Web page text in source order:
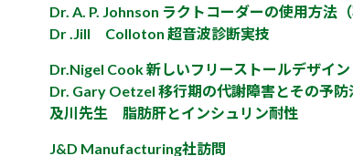
Dr. A. P. Johnson ラクトコーダーの使用方法（
Dr .Jill Colloton 超音波診断実技
Dr.Nigel Cook 新しいフリーストールデザイン
Dr. Gary Oetzel 移行期の代謝障害とその予防
及川先生 脂肪肝とインシュリン耐性
J&D Manufacturing社訪問